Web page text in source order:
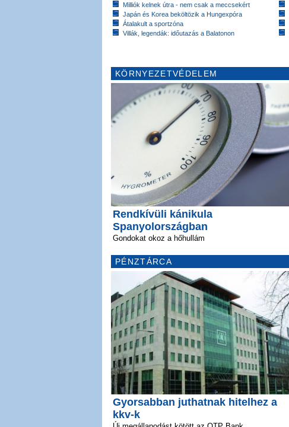
Milliók kelnek útra - nem csak a meccsekért
Japán és Korea beköltözik a Hungexpóra
Átalakult a sportzóna
Villák, legendák: időutazás a Balatonon
KÖRNYEZETVÉDELEM
Rendkívüli kánikula
Spanyolországban
Gondokat okoz a hőhullám
PÉNZTÁRCA
Gyorsabban juthatnak hitelhez a
kkv-k